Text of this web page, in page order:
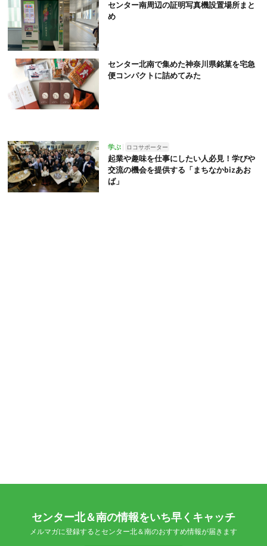
センター南周辺の証明写真機設置場所まと
め
センター北南で集めた神奈川県銘菓を宅急
便コンパクトに詰めてみた
学ぶ ロコサポーター
起業や趣味を仕事にしたい人必見！学びや
交流の機会を提供する「まちなかbizあお
ば」
センター北＆南の情報をいち早くキャッチ
メルマガに登録するとセンター北＆南のおすすめ情報が届きます